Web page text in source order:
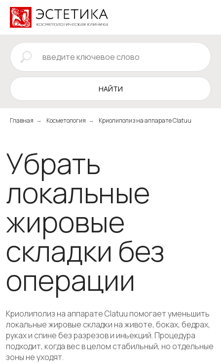
НАЙТИ
Главная → Косметология → Криолиполиз на аппарате Clatuu
Убрать
локальные
жировые
складки без
операции
Криолиполиз на аппарате Clatuu помогает уменьшить
локальные жировые складки на животе, боках, бедрах,
руках и спине без разрезов и инъекций. Процедура
подходит, когда вес в целом стабильный, но отдельные
зоны не уходят.